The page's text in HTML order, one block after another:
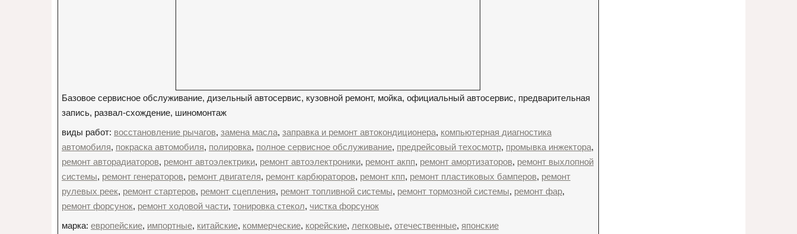
Базовое сервисное обслуживание, дизельный автосервис, кузовной ремонт, мойка, официальный автосервис, предварительная
запись, развал-схождение, шиномонтаж
виды работ: восстановление рычагов, замена масла, заправка и ремонт автокондиционера, компьютерная диагностика
автомобиля, покраска автомобиля, полировка, полное сервисное обслуживание, предрейсовый техосмотр, промывка инжектора,
ремонт авторадиаторов, ремонт автоэлектрики, ремонт автоэлектроники, ремонт акпп, ремонт амортизаторов, ремонт выхлопной
системы, ремонт генераторов, ремонт двигателя, ремонт карбюраторов, ремонт кпп, ремонт пластиковых бамперов, ремонт
рулевых реек, ремонт стартеров, ремонт сцепления, ремонт топливной системы, ремонт тормозной системы, ремонт фар,
ремонт форсунок, ремонт ходовой части, тонировка стекол, чистка форсунок
марка: европейские, импортные, китайские, коммерческие, корейские, легковые, отечественные, японские